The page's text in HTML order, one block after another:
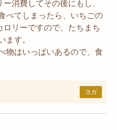
消費してその後にもし、
べてしまったら、いちごの
リーですので、たちまち
ます。
物はいっぱいあるので、食
ヨガ